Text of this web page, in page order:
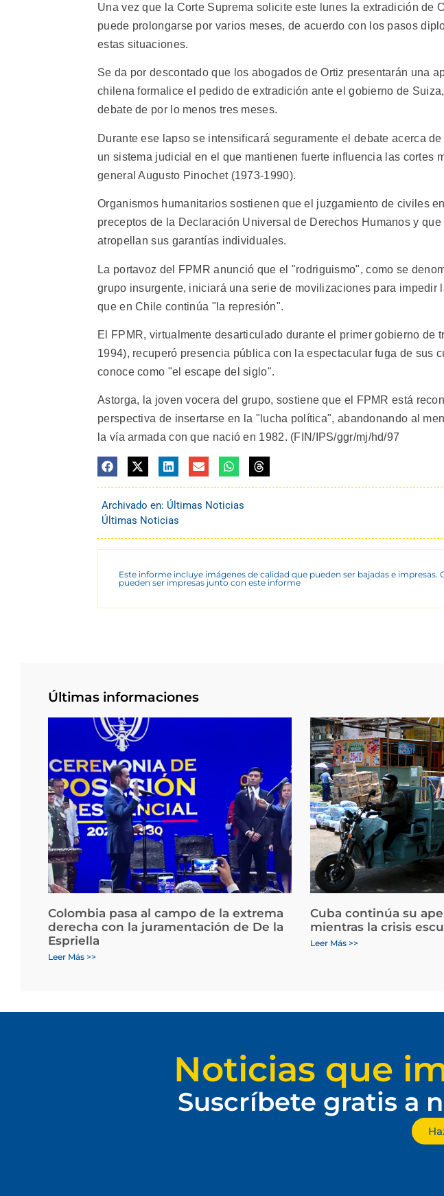
Una vez que la Corte Suprema solicite este lunes la extradición de
puede prolongarse por varios meses, de acuerdo con los pasos
estas situaciones.
Se da por descontado que los abogados de Ortiz presentarán una
chilena formalice el pedido de extradición ante el gobierno de
debate de por lo menos tres meses.
Durante ese lapso se intensificará seguramente el debate acerca
un sistema judicial en el que mantienen fuerte influencia las cortes
general Augusto Pinochet (1973-1990).
Organismos humanitarios sostienen que el juzgamiento de civiles
preceptos de la Declaración Universal de Derechos Humanos y
atropellan sus garantías individuales.
La portavoz del FPMR anunció que el "rodriguismo", como se
grupo insurgente, iniciará una serie de movilizaciones para impedir
que en Chile continúa "la represión".
El FPMR, virtualmente desarticulado durante el primer gobierno de
1994), recuperó presencia pública con la espectacular fuga de sus
conoce como "el escape del siglo".
Astorga, la joven vocera del grupo, sostiene que el FPMR está
perspectiva de insertarse en la "lucha política", abandonando al
la vía armada con que nació en 1982. (FIN/IPS/ggr/mj/hd/97
Archivado en: Últimas Noticias
Últimas Noticias
Este informe incluye imágenes de calidad que pueden ser bajadas e impresas.
pueden ser impresas junto con este informe
Últimas informaciones
Colombia pasa al campo de la extrema
derecha con la juramentación de De la
Espriella
Leer Más >>
Cuba continúa su
mientras la crisis
Leer Más >>
Noticias que
Suscríbete gratis a